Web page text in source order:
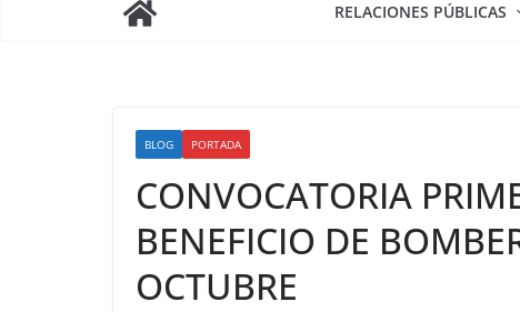
RELACIONES PÚBLICAS
BLOG PORTADA
CONVOCATORIA
BENEFICIO DE
OCTUBRE